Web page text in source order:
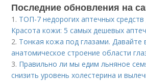
Последние обновления на
1. ТОП-7 недорогих аптечных
Красота кожи: 5 самых дешевых
2. Тонкая кожа под глазами. Давайте
анатомическое строение области
3. Правильно ли мы едим льняное
снизить уровень холестерина и